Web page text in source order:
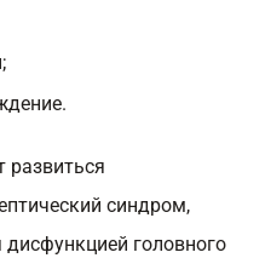
развиться
синдром,
головного